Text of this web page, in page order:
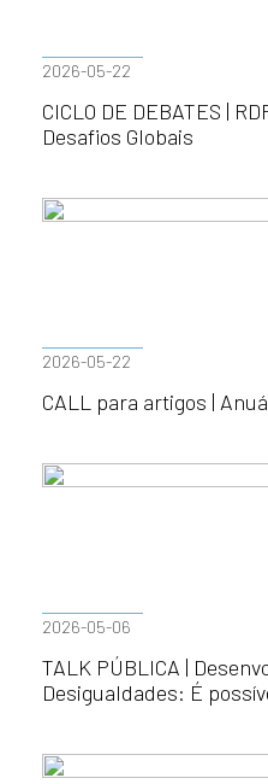
2026-05-22
CICLO DE DEBATES |
Desafios Globais
2026-05-22
CALL para artigos |
2026-05-06
TALK PÚBLICA |
Desigualdades: É